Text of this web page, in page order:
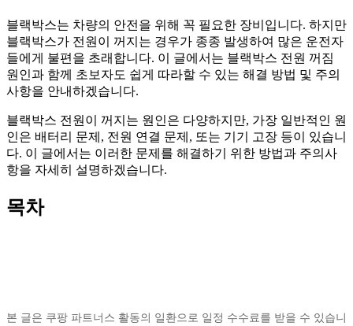
블랙박스는 차량의 안전을 위해 꼭 필요한 장비입니다. 하지만
블랙박스가 전원이 꺼지는 경우가 종종 발생하여 많은 운전자
들에게 불편을 초래합니다. 이 글에서는 블랙박스 전원 꺼짐
원인과 함께 초보자도 쉽게 따라할 수 있는 해결 방법 및 주의
사항을 안내하겠습니다.
블랙박스 전원이 꺼지는 원인은 다양하지만, 가장 일반적인 원
인은 배터리 문제, 전원 연결 문제, 또는 기기 고장 등이 있습니
다. 이 글에서는 이러한 문제를 해결하기 위한 방법과 주의사
항을 자세히 설명하겠습니다.
목차
본 글은 쿠팡 파트너스 활동의 일환으로 일정 수수료를 받을 수 있습니